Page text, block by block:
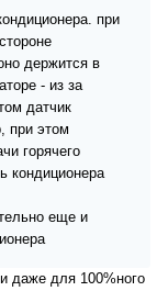
при
держится в
- из за
датчик
при этом
горячего
кондиционера
еще и
даже для 100%ного